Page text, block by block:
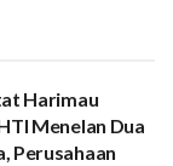
Harimau
Menelan Dua
Perusahaan